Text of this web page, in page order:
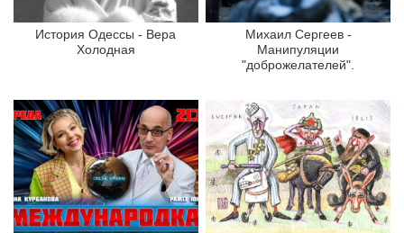
История Одессы - Вера
Холодная
Михаил Сергеев -
Манипуляции
"доброжелателей".